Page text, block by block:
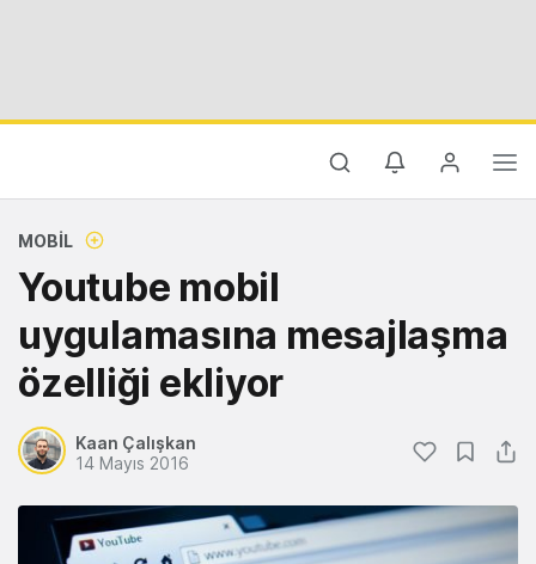
MOBIL
Youtube mobil
uygulamasına mesajlaşma
özelliği ekliyor
Kaan Çalışkan
14 Mayıs 2016